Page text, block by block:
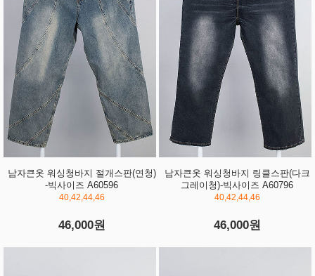
남자큰옷 워싱청바지 절개스판(연청)
-빅사이즈 A60596
40,42,44,46
46,000원
남자큰옷 워싱청바지 링클스판(다크
그레이청)-빅사이즈 A60796
40,42,44,46
46,000원